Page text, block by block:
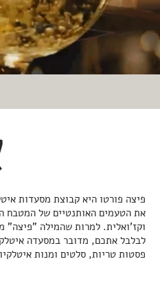
את הטעמים האותנטיים של המטבח
וקז'ואלית. למרות שהמילה
לבלבל אתכם, מדובר במסעדה
פסטות טריות, סלטים ומנות